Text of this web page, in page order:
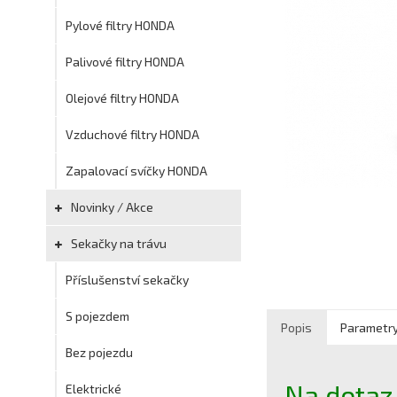
Pylové filtry HONDA
Palivové filtry HONDA
Olejové filtry HONDA
Vzduchové filtry HONDA
Zapalovací svíčky HONDA
Novinky / Akce
Sekačky na trávu
Příslušenství sekačky
S pojezdem
Bez pojezdu
Elektrické
Popis